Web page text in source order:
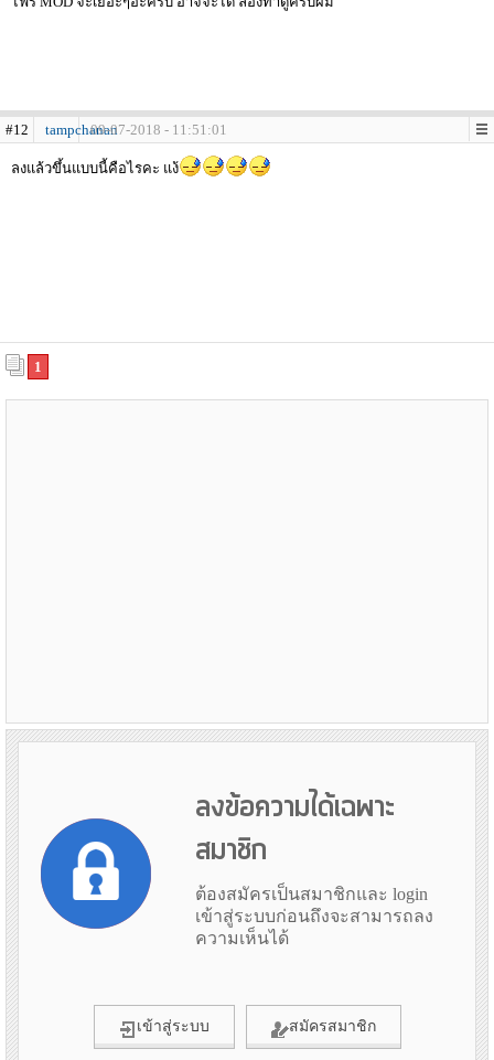
#12 tampchanan09-07-2018 - 11:51:01
ลงแล้วขึ้นแบบนี้คือไรคะ แง้
1
ลงข้อความได้เฉพาะ
สมาชิก
ต้องสมัครเป็นสมาชิกและ login
เข้าสู่ระบบก่อนถึงจะสามารถลง
ความเห็นได้
เข้าสู่ระบบ สมัครสมาชิก